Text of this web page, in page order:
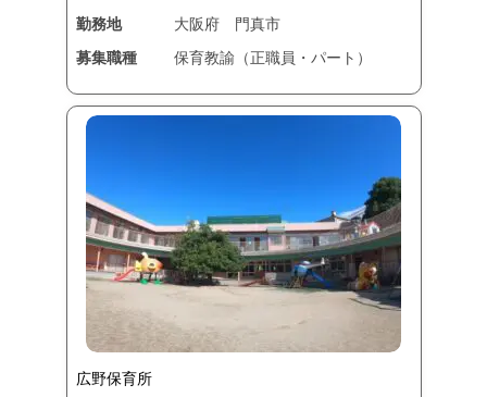
勤務地 大阪府
門真市
募集職種
保育教諭（正職員・パート）
広野保育所